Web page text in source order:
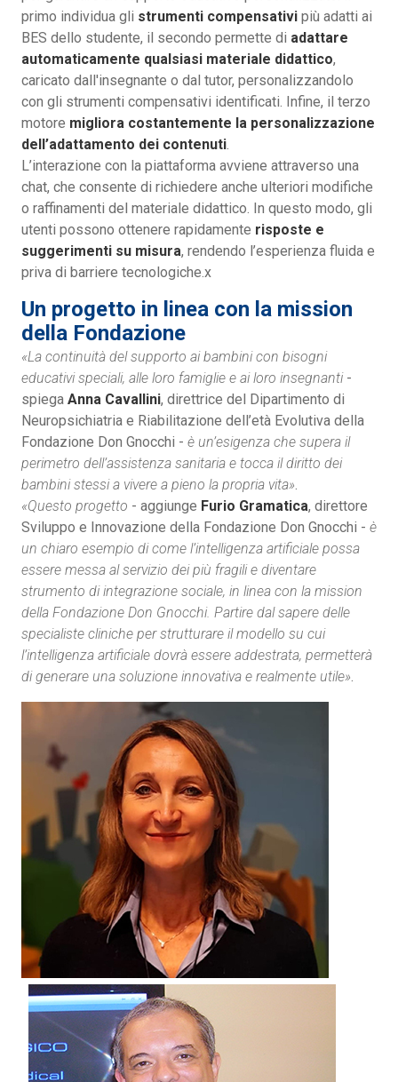
primo individua gli strumenti compensativi più adatti ai
BES dello studente, il secondo permette di adattare
automaticamente qualsiasi materiale didattico,
caricato dall'insegnante o dal tutor, personalizzandolo
con gli strumenti compensativi identificati. Infine, il terzo
motore migliora costantemente la personalizzazione
dell’adattamento dei contenuti.
L’interazione con la piattaforma avviene attraverso una
chat, che consente di richiedere anche ulteriori modifiche
o raffinamenti del materiale didattico. In questo modo, gli
utenti possono ottenere rapidamente risposte e
suggerimenti su misura, rendendo l’esperienza fluida e
priva di barriere tecnologiche.x
Un progetto in linea con la mission
della Fondazione
«La continuità del supporto ai bambini con bisogni
educativi speciali, alle loro famiglie e ai loro insegnanti-
spiega Anna Cavallini, direttrice del Dipartimento di
Neuropsichiatria e Riabilitazione dell’età Evolutiva della
Fondazione Don Gnocchi - è un’esigenza che supera il
perimetro dell’assistenza sanitaria e tocca il diritto dei
bambini stessi a vivere a pieno la propria vita».
«Questo progetto - aggiunge Furio Gramatica, direttore
Sviluppo e Innovazione della Fondazione Don Gnocchi - è
un chiaro esempio di come l’intelligenza artificiale possa
essere messa al servizio dei più fragili e diventare
strumento di integrazione sociale, in linea con la mission
della Fondazione Don Gnocchi. Partire dal sapere delle
specialiste cliniche per strutturare il modello su cui
l’intelligenza artificiale dovrà essere addestrata, permetterà
di generare una soluzione innovativa e realmente utile».